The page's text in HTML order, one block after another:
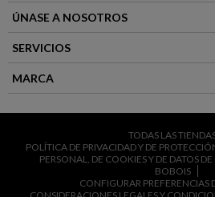
ÚNASE A NOSOTROS
SERVICIOS
MARCA
TODAS LAS
POLÍTICA DE PRIVACIDAD Y DE
PERSONAL, DE COOKIES Y DE DATOS
BOBOIS
CONFIGURAR PREFERENCIAS